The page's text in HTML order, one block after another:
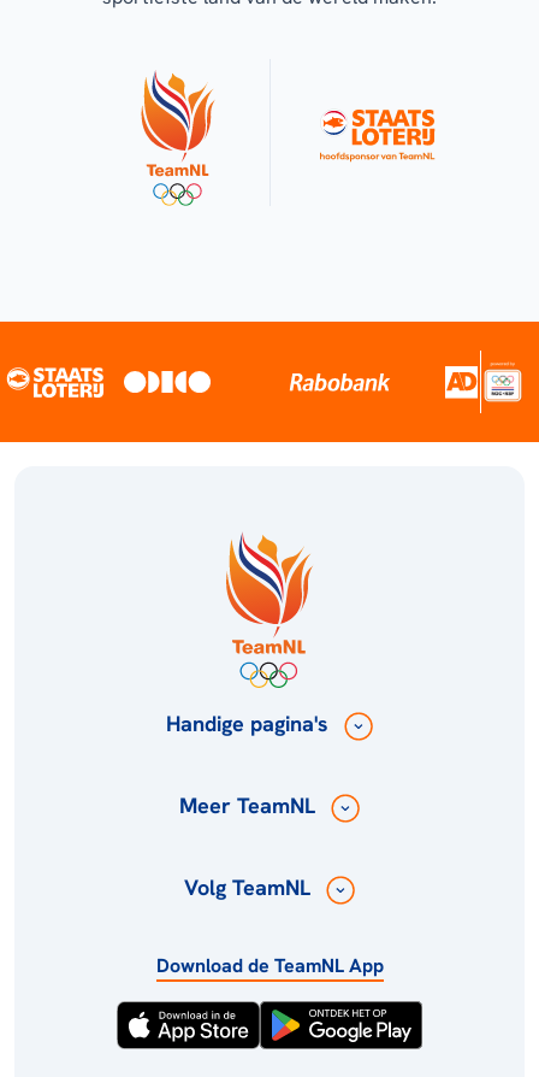
Handige pagina's
Meer TeamNL
Volg TeamNL
Download de TeamNL App